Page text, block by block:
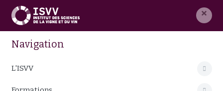
×
Navigation
L'ISVV